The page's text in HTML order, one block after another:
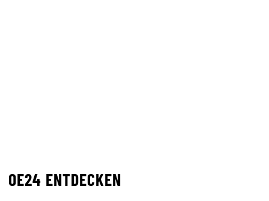
OE24 ENTDECKEN